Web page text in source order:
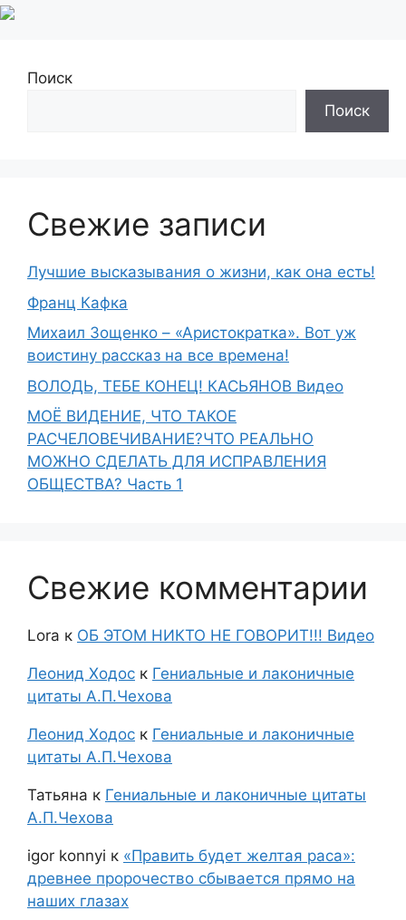
Поиск
Поиск
Свежие записи
Лучшие высказывания о жизни, как она есть!
Франц Кафка
Михаил Зощенко – «Аристократка». Вот уж
воистину рассказ на все времена!
ВОЛОДЬ, ТЕБЕ КОНЕЦ! КАСЬЯНОВ Видео
МОЁ ВИДЕНИЕ, ЧТО ТАКОЕ
РАСЧЕЛОВЕЧИВАНИЕ?ЧТО РЕАЛЬНО
МОЖНО СДЕЛАТЬ ДЛЯ ИСПРАВЛЕНИЯ
ОБЩЕСТВА? Часть 1
Свежие комментарии
Lora к ОБ ЭТОМ НИКТО НЕ ГОВОРИТ!!! Видео
Леонид Ходос к Гениальные и лаконичные
цитаты А.П.Чехова
Леонид Ходос к Гениальные и лаконичные
цитаты А.П.Чехова
Татьяна к Гениальные и лаконичные цитаты
А.П.Чехова
igor konnyi к «Править будет желтая раса»:
древнее пророчество сбывается прямо на
наших глазах